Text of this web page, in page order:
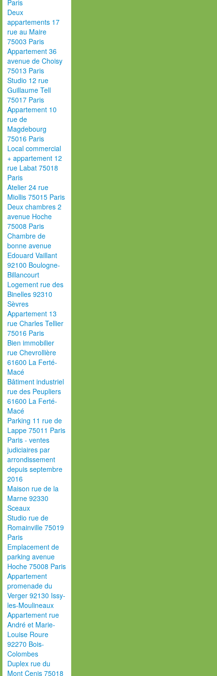
Paris
Deux
appartements 17
rue au Maire
75003 Paris
Appartement 36
avenue de Choisy
75013 Paris
Studio 12 rue
Guillaume Tell
75017 Paris
Appartement 10
rue de
Magdebourg
75016 Paris
Local commercial
+ appartement 12
rue Labat 75018
Paris
Atelier 24 rue
Miollis 75015 Paris
Deux chambres 2
avenue Hoche
75008 Paris
Chambre de
bonne avenue
Edouard Vaillant
92100 Boulogne-
Billancourt
Logement rue des
Binelles 92310
Sèvres
Appartement 13
rue Charles Tellier
75016 Paris
Bien immobilier
rue Chevrollière
61600 La Ferté-
Macé
Bâtiment industriel
rue des Peupliers
61600 La Ferté-
Macé
Parking 11 rue de
Lappe 75011 Paris
Paris - ventes
judiciaires par
arrondissement
depuis septembre
2016
Maison rue de la
Marne 92330
Sceaux
Studio rue de
Romainville 75019
Paris
Emplacement de
parking avenue
Hoche 75008 Paris
Appartement
promenade du
Verger 92130 Issy-
les-Moulineaux
Appartement rue
André et Marie-
Louise Roure
92270 Bois-
Colombes
Duplex rue du
Mont Cenis 75018